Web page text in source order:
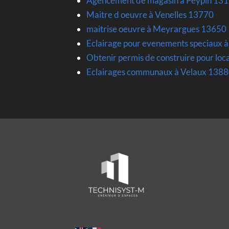
Maitre d oeuvre à Venelles 13770
maitrise oeuvre à Meyrargues 13650
Eclairage pour evenements speciaux
Obtenir permis de construire pour
Eclairages communaux à Velaux